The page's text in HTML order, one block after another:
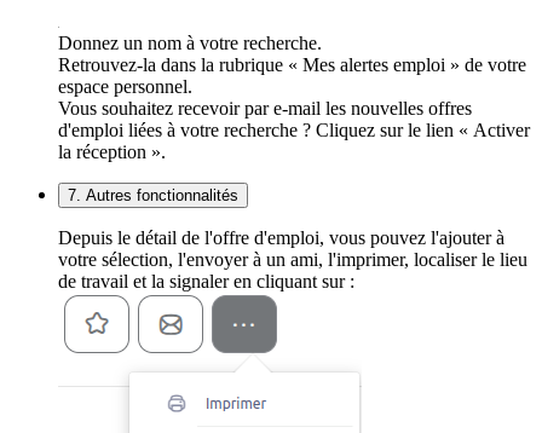
Donnez un nom à votre recherche.
Retrouvez-la dans la rubrique « Mes alertes emploi » de votre
espace personnel.
Vous souhaitez recevoir par e-mail les nouvelles offres
d'emploi liées à votre recherche ? Cliquez sur le lien « Activer
la réception ».
7. Autres fonctionnalités
Depuis le détail de l'offre d'emploi, vous pouvez l'ajouter à
votre sélection, l'envoyer à un ami, l'imprimer, localiser le lieu
de travail et la signaler en cliquant sur :